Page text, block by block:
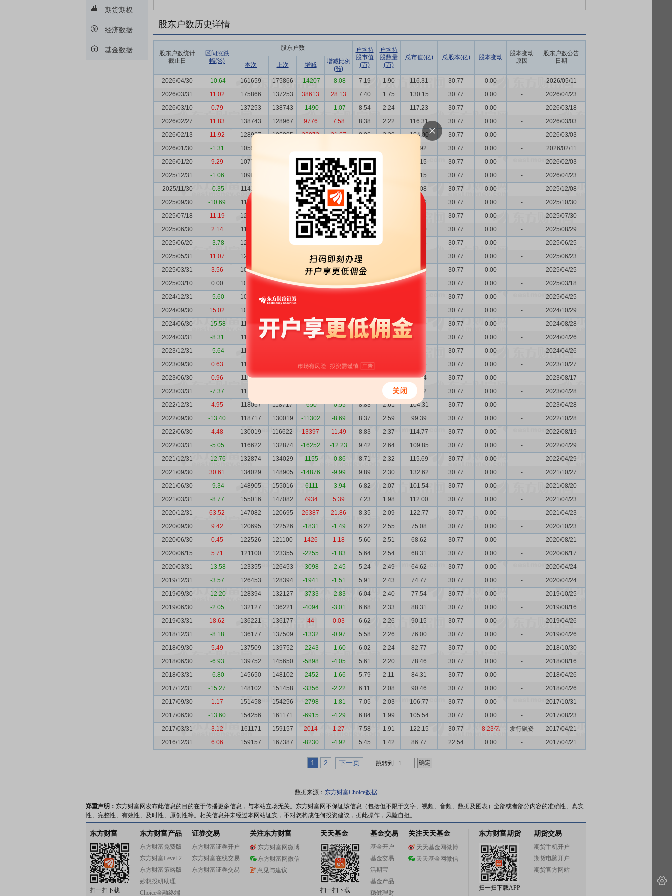
期货期权
经济数据
基金数据
股东户数历史详情
股东户数统计
截止日
区间涨跌
幅(%)
股东户数
户均持
股市值
(万)
户均持
股数量
(万)
总市值(亿) 总股本(亿) 股本变动
股本变动
原因
股东户数公告
日期
本次 上次 增减
增减比例
(%)
2026/04/30
-10.64 161659 175866 -14207 -8.08 7.19 1.90 116.31 30.77 0.00 -
2026/05/11
2026/03/31
11.02 175866 137253 38613 28.13 7.40 1.75 130.15 30.77 0.00 -
2026/04/23
2026/03/10
0.79 137253 138743 -1490 -1.07 8.54 2.24 117.23 30.77 0.00 -
2026/03/18
2026/02/27
11.83 138743 128967 9776 7.58 8.38 2.22 116.31 30.77 0.00 -
2026/03/03
2026/02/13
11.92 128967 105995 22972 21.67 8.06 2.39 104.00 30.77 0.00 -
2026/03/03
2026/01/30
-1.31 105995 92.92 30.77 0.00 -
2026/02/11
2026/01/20
9.29 107780 -1826 -1.67 8.74 94.15 30.77 0.00 -
2026/02/03
2025/12/31
-1.06 109606 -4521 -3.96 7.86 86.15 30.77 0.00 -
2026/04/23
2025/11/30
-0.35 114127 1447 1.28 7.63 87.08 30.77 0.00 -
2025/12/08
2025/09/30
-10.69 112680 -15357 -11.99 7.76 87.39 30.77 0.00 -
2025/10/30
2025/07/18
11.19 128037 8089 6.74 7.64 97.85 30.77 0.00 -
2025/07/30
2025/06/30
2.14 119948 -1998 -1.64 7.34 88.00 30.77 0.00 -
2025/08/29
2025/06/20
-3.78 121946 129170 2.52 86.15 30.77 0.00 -
2025/06/25
2025/05/31
11.07 129170 27828 27.46 6.93 89.54 30.77 0.00 -
2025/06/23
2025/03/31
3.56 101342 -1350 -1.31 7.95 80.62 30.77 0.00 -
2025/04/25
2025/03/10
0.00 102692 105241 -2549 7.58 3.00 77.85 30.77 0.00 -
2025/03/18
2024/12/31
-5.60 105241 107254 77.85 30.77 0.00 -
2025/04/25
2024/09/30
15.02 107254 82.46 30.77 0.00 -
2024/10/29
2024/06/30
-15.58 110916 112383 -1467 -1.31 6.46 2.77 71.69 30.77 0.00 -
2024/08/28
2024/03/31
-8.31 112383 114755 -2372 -2.07 7.56 2.74 84.92 30.77 0.00 -
2024/04/26
2023/12/31
-5.64 114755 92.62 30.77 0.00 -
2024/04/26
2023/09/30
0.63 119292 3314 2.86 8.23 98.15 30.77 0.00 -
2023/10/27
2023/06/30
0.96 115978 117452 -1474 -1.25 8.41 2.65 97.54 30.77 0.00 -
2023/08/17
2023/03/31
-7.37 117452 2.62 96.62 30.77 0.00 -
2023/04/28
2022/12/31
4.95 118067 118717 -650 -0.55 8.83 2.61 104.31 30.77 0.00 -
2023/04/28
2022/09/30
-13.40 118717 130019 -11302 -8.69 8.37 2.59 99.39 30.77 0.00 -
2022/10/28
2022/06/30
4.48 130019 116622 13397 11.49 8.83 2.37 114.77 30.77 0.00 -
2022/08/19
2022/03/31
-5.05 116622 132874 -16252 -12.23 9.42 2.64 109.85 30.77 0.00 -
2022/04/29
2021/12/31
-12.76 132874 134029 -1155 -0.86 8.71 2.32 115.69 30.77 0.00 -
2022/04/29
2021/09/30
30.61 134029 148905 -14876 -9.99 9.89 2.30 132.62 30.77 0.00 -
2021/10/27
2021/06/30
-9.34 148905 155016 -6111 -3.94 6.82 2.07 101.54 30.77 0.00 -
2021/08/20
2021/03/31
-8.77 155016 147082 7934 5.39 7.23 1.98 112.00 30.77 0.00 -
2021/04/23
2020/12/31
63.52 147082 120695 26387 21.86 8.35 2.09 122.77 30.77 0.00 -
2021/04/23
2020/09/30
9.42 120695 122526 -1831 -1.49 6.22 2.55 75.08 30.77 0.00 -
2020/10/23
2020/06/30
0.45 122526 121100 1426 1.18 5.60 2.51 68.62 30.77 0.00 -
2020/08/21
2020/06/15
5.71 121100 123355 -2255 -1.83 5.64 2.54 68.31 30.77 0.00 -
2020/06/17
2020/03/31
-13.58 123355 126453 -3098 -2.45 5.24 2.49 64.62 30.77 0.00 -
2020/04/24
2019/12/31
-3.57 126453 128394 -1941 -1.51 5.91 2.43 74.77 30.77 0.00 -
2020/04/24
2019/09/30
-12.20 128394 132127 -3733 -2.83 6.04 2.40 77.54 30.77 0.00 -
2019/10/25
2019/06/30
-2.05 132127 136221 -4094 -3.01 6.68 2.33 88.31 30.77 0.00 -
2019/08/16
2019/03/31
18.62 136221 136177 44 0.03 6.62 2.26 90.15 30.77 0.00 -
2019/04/26
2018/12/31
-8.18 136177 137509 -1332 -0.97 5.58 2.26 76.00 30.77 0.00 -
2019/04/26
2018/09/30
5.49 137509 139752 -2243 -1.60 6.02 2.24 82.77 30.77 0.00 -
2018/10/30
2018/06/30
-6.93 139752 145650 -5898 -4.05 5.61 2.20 78.46 30.77 0.00 -
2018/08/16
2018/03/31
-6.80 145650 148102 -2452 -1.66 5.79 2.11 84.31 30.77 0.00 -
2018/04/26
2017/12/31
-15.27 148102 151458 -3356 -2.22 6.11 2.08 90.46 30.77 0.00 -
2018/04/26
2017/09/30
1.17 151458 154256 -2798 -1.81 7.05 2.03 106.77 30.77 0.00 -
2017/10/31
2017/06/30
-13.60 154256 161171 -6915 -4.29 6.84 1.99 105.54 30.77 0.00 -
2017/08/23
2017/03/31
3.12 161171 159157 2014 1.27 7.58 1.91 122.15 30.77 8.23亿 发行融资
2017/04/21
2016/12/31
6.06 159157 167387 -8230 -4.92 5.45 1.42 86.77 22.54 0.00 - 2017/04/21
1 2 下一页 跳转到
数据来源： 东方财富Choice数据
郑重声明： 东方财富网发布此信息的目的在于传播更多信息，与本站立场无关。东方财富网不保证该信息（包括但不限于文字、视频、音频、数据及图表）全部或者部分内容的准确性、真实
性、完整性、有效性、及时性、原创性等。相关信息并未经过本网站证实，不对您构成任何投资建议，据此操作，风险自担。
东方财富
扫一扫下载
东方财富产品
东方财富免费版
东方财富Level-2
东方财富策略版
妙想投研助理
Choice金融终端
证券交易
东方财富证券开户
东方财富在线交易
东方财富证券交易
关注东方财富
东方财富网微博
东方财富网微信
意见与建议
天天基金
扫一扫下载
基金交易
基金开户
基金交易
活期宝
基金产品
稳健理财
关注天天基金
天天基金网微博
天天基金网微信
东方财富期货
扫一扫下载APP
期货交易
期货手机开户
期货电脑开户
期货官方网站